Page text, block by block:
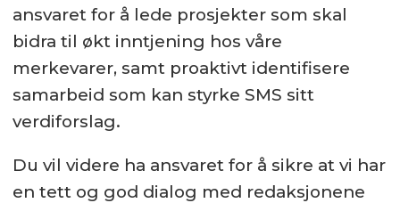
ansvaret for å lede prosjekter som skal
bidra til økt inntjening hos våre
merkevarer, samt proaktivt identifisere
samarbeid som kan styrke SMS sitt
verdiforslag.
Du vil videre ha ansvaret for å sikre at vi har
en tett og god dialog med redaksjonene